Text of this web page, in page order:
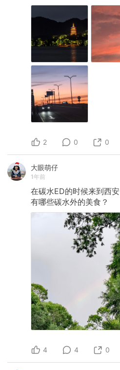
2 0 0
大眼萌仔
1年前
在碳水ED的时候来到西安
有哪些碳水外的美食？
4 4 0